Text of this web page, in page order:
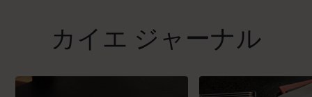
カイエ ジャーナル